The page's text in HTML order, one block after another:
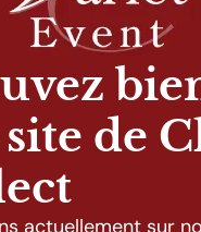
de
actuellement sur